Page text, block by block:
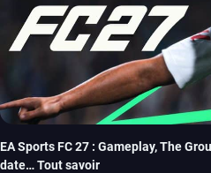
EA Sports FC 27 : Gameplay, The
date… Tout savoir